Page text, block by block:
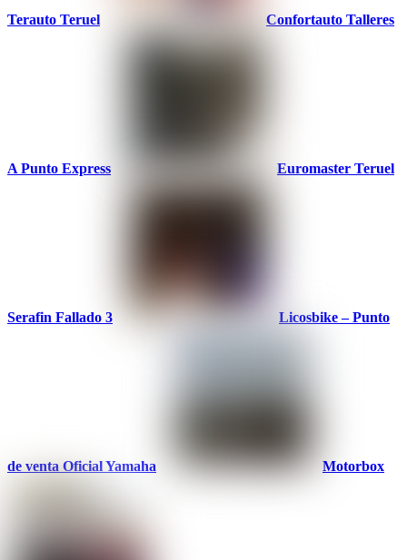
Terauto Teruel Confortauto Talleres
A Punto Express Euromaster Teruel
Serafin Fallado 3 Licosbike – Punto
de venta Oficial Yamaha Motorbox